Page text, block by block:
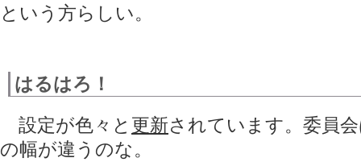
という方らしい。
はるはろ！
設定が色々と 更新されています。委員
の幅が違うのな。